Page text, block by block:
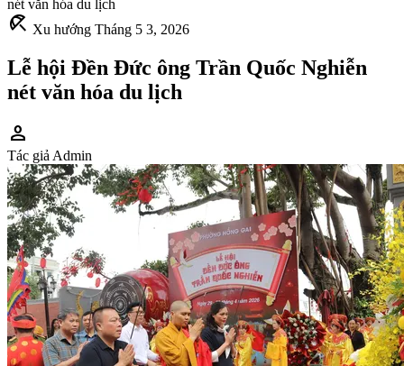
nét văn hóa du lịch
beach_access Xu hướng Tháng 5 3, 2026
Lễ hội Đền Đức ông Trần Quốc Nghiễn
nét văn hóa du lịch
person
Tác giả Admin